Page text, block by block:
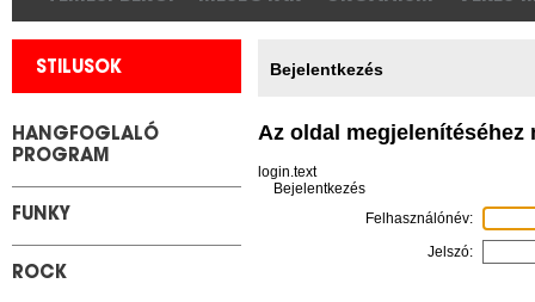
STILUSOK
HANGFOGLALÓ
PROGRAM
FUNKY
ROCK
Bejelentkezés
Az oldal
login.text
Bejelentkezés
Felhasználónév:
Jelszó: